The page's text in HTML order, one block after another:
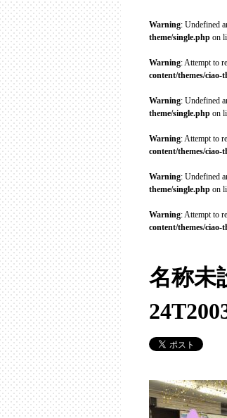
Warning: Undefined
theme/single.php on
Warning: Attempt to
content/themes/ciao-
Warning: Undefined
theme/single.php on
Warning: Attempt to
content/themes/ciao-
Warning: Undefined
theme/single.php on
Warning: Attempt to
content/themes/ciao-
名称未